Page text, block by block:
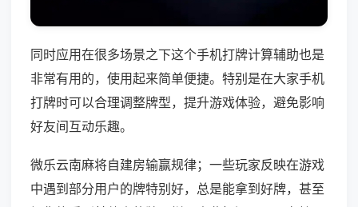
同时应用在很多场景之下这个手机打牌计算辅助也是
非常有用的，使用起来简单便捷。特别是在大家手机
打牌时可以合理调整牌型，提升游戏体验，避免影响
好友间互动乐趣。
微乐云南麻将自建房输赢规律；一些玩家反映在游戏
中遇到部分用户的牌特别好，总是能拿到好牌，甚至